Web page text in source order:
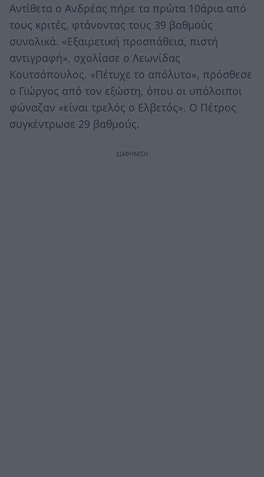
Αντίθετα ο Ανδρέας πήρε τα πρώτα 10άρια από
τους κριτές, φτάνοντας τους 39 βαθμούς
συνολικά. «Εξαιρετική προσπάθεια, πιστή
αντιγραφή», σχολίασε ο Λεωνίδας
Κουτσόπουλος. «Πέτυχε το απόλυτο», πρόσθεσε
ο Γιώργος από τον εξώστη, όπου οι υπόλοιποι
φώναζαν «είναι τρελός ο Ελβετός». Ο Πέτρος
συγκέντρωσε 29 βαθμούς.